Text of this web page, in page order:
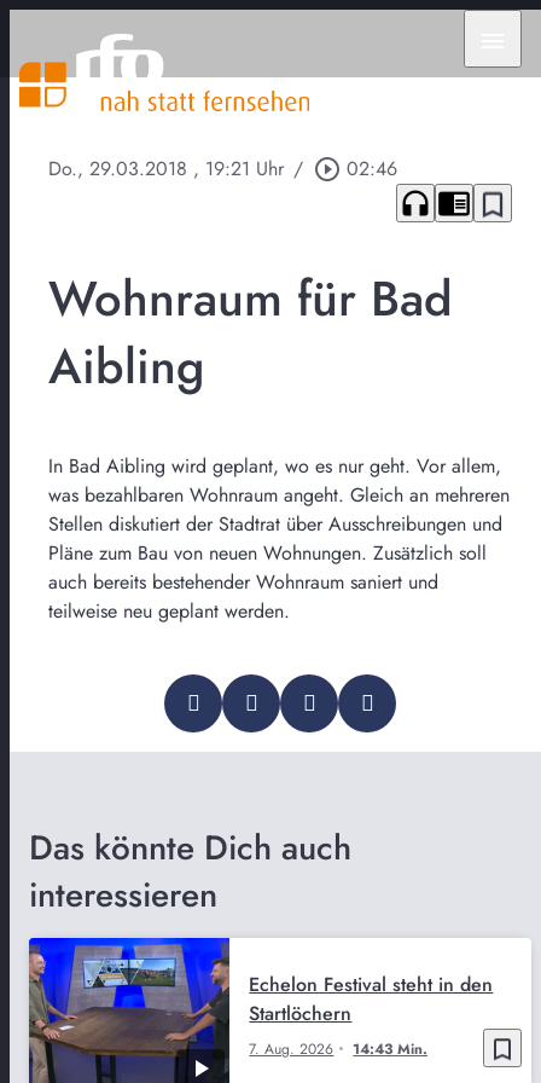
Do., 29.03.2018 , 19:21 Uhr / play_circle_outline 02:46
headphones chrome_reader_mode bookmark_border
Wohnraum für Bad
Aibling
In Bad Aibling wird geplant, wo es nur geht. Vor allem,
was bezahlbaren Wohnraum angeht. Gleich an mehreren
Stellen diskutiert der Stadtrat über Ausschreibungen und
Pläne zum Bau von neuen Wohnungen. Zusätzlich soll
auch bereits bestehender Wohnraum saniert und
teilweise neu geplant werden.
Das könnte Dich auch
interessieren
bookmark_border
7. Aug. 2026 14:43 Min.
Echelon Festival steht in den
Startlöchern